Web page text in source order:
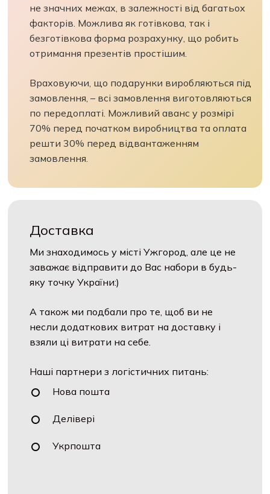
не значних межах, в залежності від багатьох
факторів. Можлива як готівкова, так і
безготівкова форма розрахунку, що робить
отримання презентів простішим.
Враховуючи, що подарунки виробляються під
замовлення, – всі замовлення виготовляються
по передоплаті. Можливий аванс у розмірі
70% перед початком виробництва та оплата
решти 30% перед відвантаженням
замовлення.
Доставка
Ми знаходимось у місті Ужгород, але це не
заважає відправити до Вас набори в будь-
яку точку України:)
А також ми подбали про те, щоб ви не
несли додаткових витрат на доставку і
взяли ці витрати на себе.
Наші партнери з логістичних питань:
Нова пошта
Делівері
Укрпошта